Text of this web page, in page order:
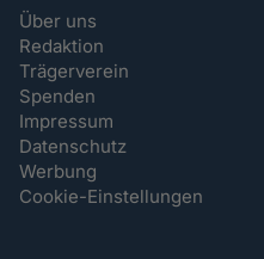
Über uns
Redaktion
Trägerverein
Spenden
Impressum
Datenschutz
Werbung
Cookie-Einstellungen